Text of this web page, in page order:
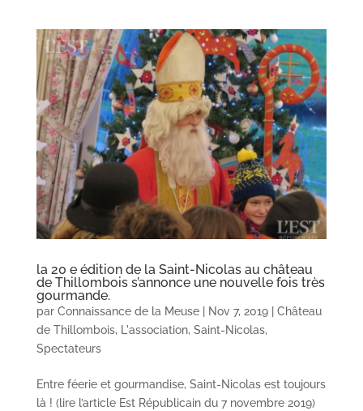
la 20 e édition de la Saint-Nicolas au château
de Thillombois s’annonce une nouvelle fois très
gourmande.
par Connaissance de la Meuse| Nov 7, 2019| Château
de Thillombois, L'association, Saint-Nicolas,
Spectateurs
Entre féerie et gourmandise, Saint-Nicolas est toujours
là ! (lire l’article Est Républicain du 7 novembre 2019)